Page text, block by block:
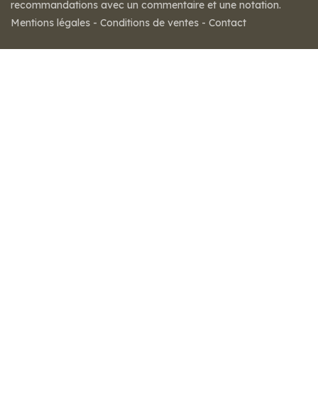
recommandations avec un commentaire et une notation.
Mentions légales - Conditions de ventes - Contact